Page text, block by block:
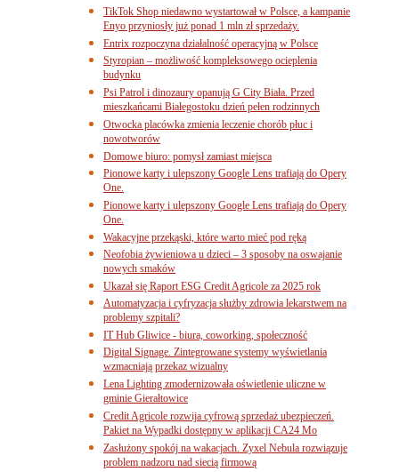
TikTok Shop niedawno wystartował w Polsce, a kampanie
Enyo przyniosły już ponad 1 mln zł sprzedaży.
Entrix rozpoczyna działalność operacyjną w Polsce
Styropian – możliwość kompleksowego ocieplenia
budynku
Psi Patrol i dinozaury opanują G City Biała. Przed
mieszkańcami Białegostoku dzień pełen rodzinnych
Otwocka placówka zmienia leczenie chorób płuc i
nowotworów
Domowe biuro: pomysł zamiast miejsca
Pionowe karty i ulepszony Google Lens trafiają do Opery
One.
Pionowe karty i ulepszony Google Lens trafiają do Opery
One.
Wakacyjne przekąski, które warto mieć pod ręką
Neofobia żywieniowa u dzieci – 3 sposoby na oswajanie
nowych smaków
Ukazał się Raport ESG Credit Agricole za 2025 rok
Automatyzacja i cyfryzacja służby zdrowia lekarstwem na
problemy szpitali?
IT Hub Gliwice - biura, coworking, społeczność
Digital Signage. Zintegrowane systemy wyświetlania
wzmacniają przekaz wizualny
Lena Lighting zmodernizowała oświetlenie uliczne w
gminie Gierałtowice
Credit Agricole rozwija cyfrową sprzedaż ubezpieczeń.
Pakiet na Wypadki dostępny w aplikacji CA24 Mo
Zasłużony spokój na wakacjach. Zyxel Nebula rozwiązuje
problem nadzoru nad siecią firmową